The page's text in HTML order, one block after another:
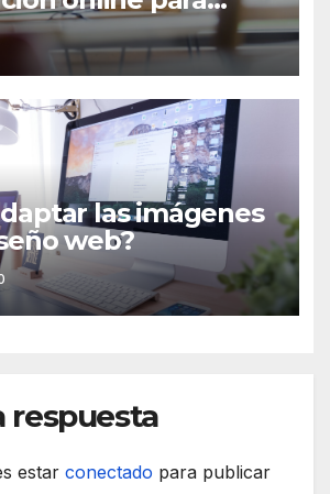
eficiencia de tu
las imágenes
web?
respuesta
estar conectado para publicar